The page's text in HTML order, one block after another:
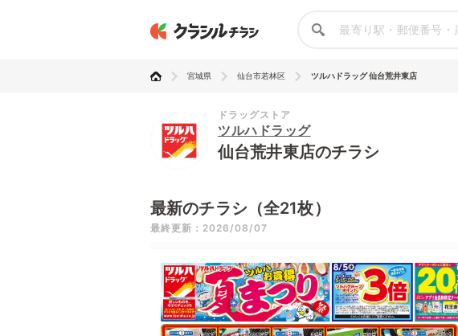
宮城県 仙台市若林区 ツルハドラッグ 仙台荒井東店
ドラッグストア
ツルハドラッグ
仙台荒井東店のチラシ
最新のチラシ（全21枚）
最終更新：2026/08/07